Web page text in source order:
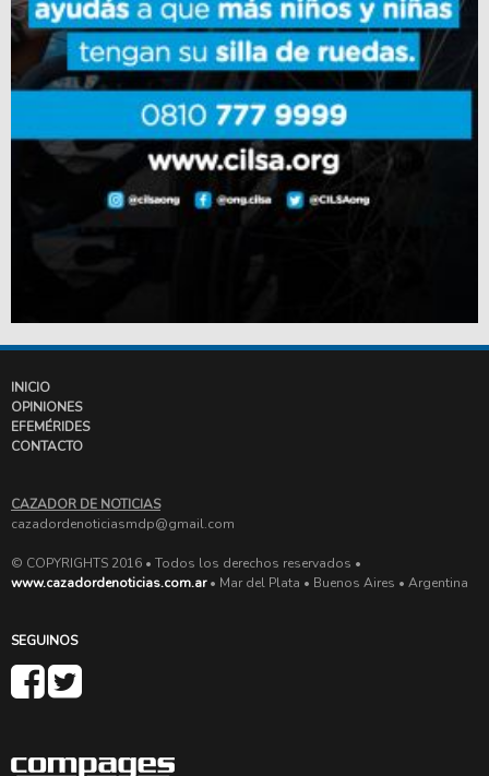
INICIO
OPINIONES
EFEMÉRIDES
CONTACTO
CAZADOR DE NOTICIAS
cazadordenoticiasmdp@gmail.com
© COPYRIGHTS 2016 • Todos los derechos reservados •
www.cazadordenoticias.com.ar• Mar del Plata • Buenos Aires • Argentina
SEGUINOS